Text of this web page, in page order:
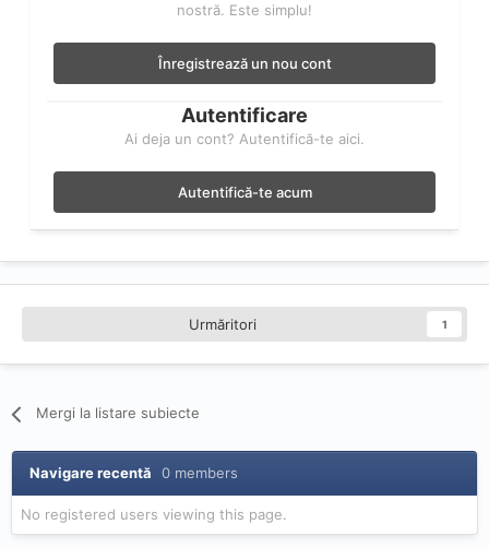
nostră. Este simplu!
Înregistrează un nou cont
Autentificare
Ai deja un cont? Autentifică-te aici.
Autentifică-te acum
Urmăritori 1
Mergi la listare subiecte
Navigare recentă 0 members
No registered users viewing this page.